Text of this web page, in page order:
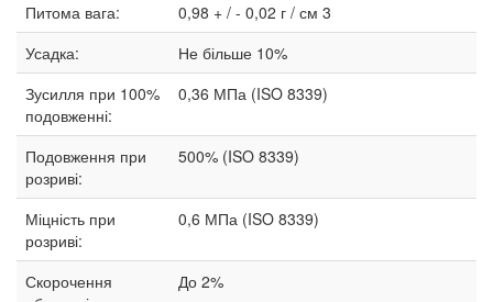
Питома вага:
0,98 + / - 0,02 г / см 3
Усадка:
Не більше 10%
Зусилля при 100%
подовженні:
0,36 МПа (ISO 8339)
Подовження при
розриві:
500% (ISO 8339)
Міцність при
розриві:
0,6 МПа (ISO 8339)
Скорочення
До 2%